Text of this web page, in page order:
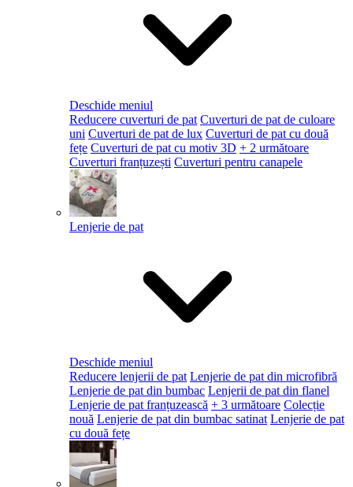
Deschide meniul
Reducere cuverturi de pat Cuverturi de pat de culoare
uni Cuverturi de pat de lux Cuverturi de pat cu două
fețe Cuverturi de pat cu motiv 3D + 2 următoare
Cuverturi franțuzești Cuverturi pentru canapele
Lenjerie de pat
Deschide meniul
Reducere lenjerii de pat Lenjerie de pat din microfibră
Lenjerie de pat din bumbac Lenjerii de pat din flanel
Lenjerie de pat franțuzească + 3 următoare Colecție
nouă Lenjerie de pat din bumbac satinat Lenjerie de pat
cu două fețe